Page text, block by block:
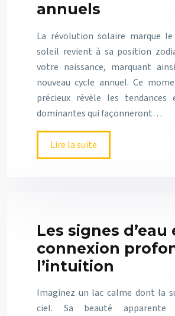
annuels
La révolution solaire marque
soleil revient à sa position
votre naissance, marquant
nouveau cycle annuel. Ce
précieux révèle les tendances
dominantes qui façonneront…
Lire la suite
Les signes
connexion
l’intuition
Imaginez un lac calme dont la
ciel. Sa beauté apparente